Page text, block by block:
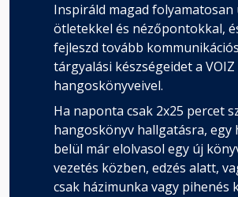
Inspiráld magad folyamatosan
ötletekkel és nézőpontokkal,
fejleszd tovább
tárgyalási készségeidet a VOIZ
hangoskönyveivel.
Ha naponta csak 2x25 percet
hangoskönyv hallgatásra, egy
belül már elolvasol egy új
vezetés közben, edzés alatt,
csak házimunka vagy pihenés